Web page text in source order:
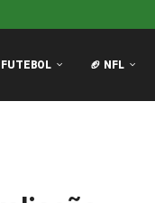
FUTEBOL 🏈 NFL